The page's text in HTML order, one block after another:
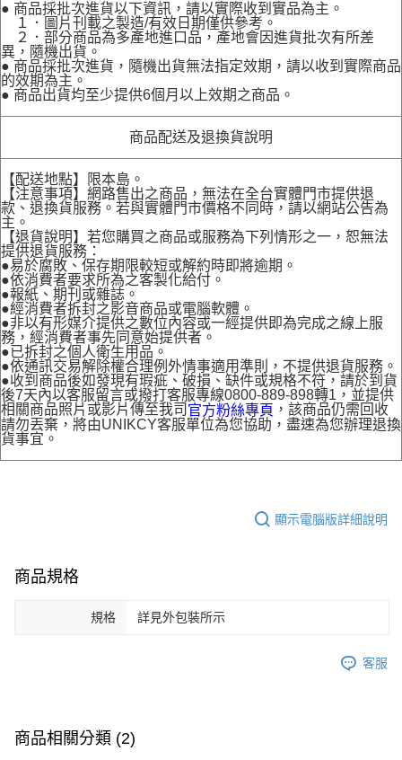
● 商品採批次進貨以下資訊，請以實際收到實品為主。
１．圖片刊載之製造/有效日期僅供參考。
２．部分商品為多產地進口品，產地會因進貨批次有所差
異，隨機出貨。
● 商品採批次進貨，隨機出貨無法指定效期，請以收到實際商品
的效期為主。
● 商品出貨均至少提供6個月以上效期之商品。
商品配送及退換貨說明
【配送地點】限本島。
【注意事項】網路售出之商品，無法在全台實體門市提供退
款、退換貨服務。若與實體門市價格不同時，請以網站公告為
主。
【退貨說明】若您購買之商品或服務為下列情形之一，恕無法
提供退貨服務：
●易於腐敗、保存期限較短或解約時即將逾期。
●依消費者要求所為之客製化給付。
●報紙、期刊或雜誌。
●經消費者拆封之影音商品或電腦軟體。
●非以有形媒介提供之數位內容或一經提供即為完成之線上服
務，經消費者事先同意始提供者。
●已拆封之個人衛生用品。
●依通訊交易解除權合理例外情事適用準則，不提供退貨服務。
●收到商品後如發現有瑕疵、破損、缺件或規格不符，請於到貨
後7天內以客服留言或撥打客服專線0800-889-898轉1，並提供
相關商品照片或影片傳至我司 官方粉絲專頁 ，該商品仍需回收
請勿丟棄，將由UNIKCY客服單位為您協助，盡速為您辦理退換
貨事宜。
顯示電腦版詳細說明
商品規格
規格 詳見外包裝所示
客服
商品相關分類 (2)